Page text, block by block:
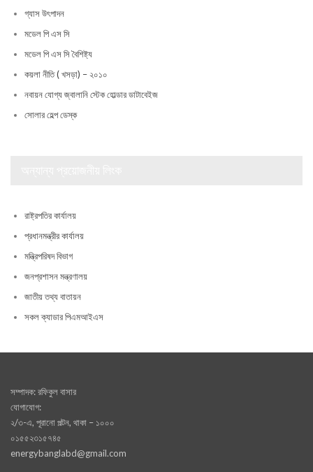
গ্যাস উৎপাদন
মডেল পি এস সি
মডেল পি এস সি বৈশিষ্ট্য
কয়লা নীতি ( খসড়া) – ২০১০
নবায়ন যোগ্য জ্বালানি স্টেক হোল্ডার ডাটাবেইজ
সোলার হেল্প ডেস্ক
রাষ্ট্রপতির কার্যালয়
প্রধানমন্ত্রীর কার্যালয়
মন্ত্রিপরিষদ বিভাগ
জনপ্রশাসন মন্ত্রণালয়
জাতীয় তথ্য বাতায়ন
সকল ক্যাডার পিএমআইএস
সম্পাদক: রফিকুল বাসার
যোগাযোগ:
২/৩-এ, পূরানো পল্টন, থাকা – ১০০০
০১৫৫২৩১৫৭৪৫
energybanglabd@gmail.com